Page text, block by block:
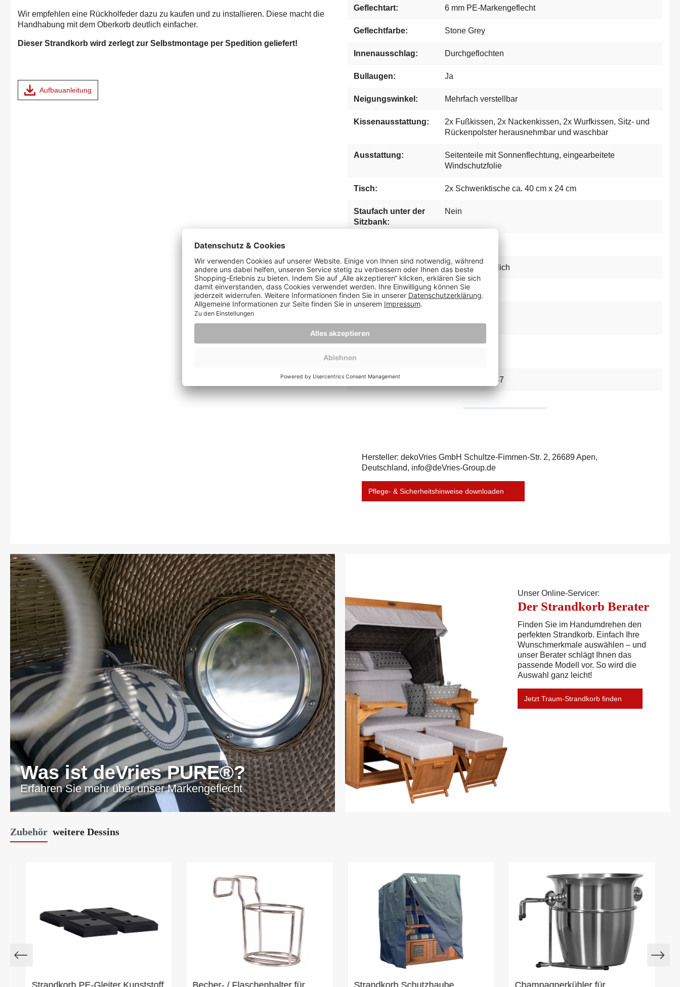
Wir empfehlen eine Rückholfeder dazu zu kaufen und zu installieren. Diese macht die
Handhabung mit dem Oberkorb deutlich einfacher.
Dieser Strandkorb wird zerlegt zur Selbstmontage per Spedition geliefert!
Aufbauanleitung
Geflechtart: 6 mm PE-Markengeflecht
Geflechtfarbe: Stone Grey
Innenausschlag: Durchgeflochten
Bullaugen: Ja
Neigungswinkel: Mehrfach verstellbar
Kissenausstattung: 2x Fußkissen, 2x Nackenkissen, 2x Wurfkissen, Sitz- und
Rückenpolster herausnehmbar und waschbar
Ausstattung: Seitenteile mit Sonnenflechtung, eingearbeitete
Windschutzfolie
Tisch: 2x Schwenktische ca. 40 cm x 24 cm
Staufach unter der
Sitzbank:
Nein
Lifter System: Optional erhältlich
Beschläge: Verzinkt
(ca.):
Maximalbelastung
(ca. kg):
375
Herstellernummer: 4031992235947
Hersteller: dekoVries GmbH Schultze-Fimmen-Str. 2, 26689 Apen,
Deutschland, info@deVries-Group.de
Pflege- & Sicherheitshinweise downloaden
Was ist deVries PURE®?
Erfahren Sie mehr über unser Markengeflecht
Unser Online-Servicer:
Der Strandkorb Berater
Finden Sie im Handumdrehen den
perfekten Strandkorb. Einfach Ihre
Wunschmerkmale auswählen – und
unser Berater schlägt Ihnen das
passende Modell vor. So wird die
Auswahl ganz leicht!
Jetzt Traum-Strandkorb finden
Zubehör weitere Dessins
Strandkorb PE-Gleiter Kunststoff Becher- / Flaschenhalter für Strandkorb Schutzhaube Champagnerkühler für